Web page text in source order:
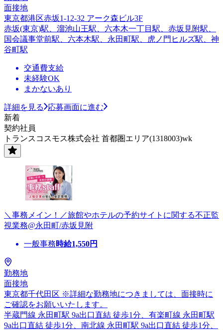
面接地
東京都港区赤坂1-12-32 アーク森ビル3F
赤坂(東京)駅、溜池山王駅、六本木一丁目駅、赤坂見附駅、
国会議事堂前駅、六本木駅、永田町駅、虎ノ門ヒルズ駅、神
谷町駅
交通費支給
未経験OK
まかないあり
詳細を見る
応募画面に進む
新着
契約社員
トランスコスモス株式会社 首都圏エリア(1318003)wk
＼事務メイン！／旅館やホテルの予約サイトに関する不正監
視業務@永田町/赤坂見附
一般事務時給1,550円
勤務地
面接地
東京都千代田区 ※詳細な勤務地につきましては、面接時に
ご確認をお願いいたします。
半蔵門線 永田町駅 9a出口直結 徒歩1分、有楽町線 永田町駅
9a出口直結 徒歩1分、南北線 永田町駅 9a出口直結 徒歩1分、